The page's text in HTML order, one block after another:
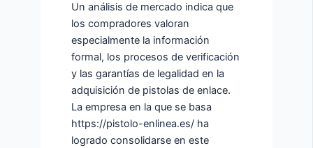
Un análisis de mercado indica que
los compradores valoran
especialmente la información
formal, los procesos de verificación
y las garantías de legalidad en la
adquisición de pistolas de enlace.
La empresa en la que se basa
https://pistolo-enlinea.es/ ha
logrado consolidarse en este